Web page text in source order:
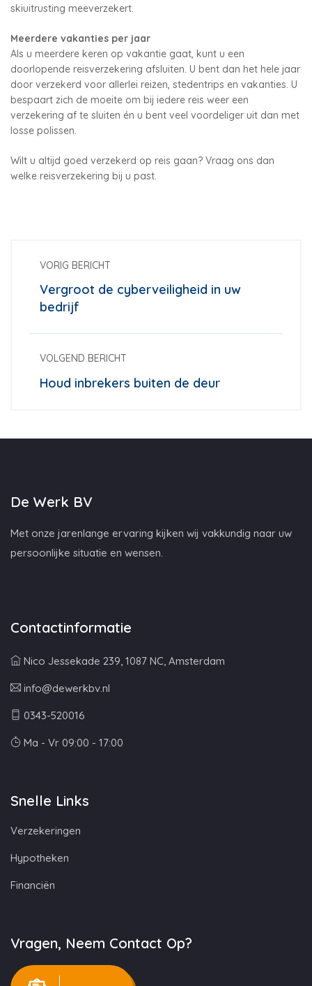
skiuitrusting meeverzekert.
Meerdere vakanties per jaar
Als u meerdere keren op vakantie gaat, kunt u een
doorlopende reisverzekering afsluiten. U bent dan het hele jaar
door verzekerd voor allerlei reizen, stedentrips en vakanties. U
bespaart zich de moeite om bij iedere reis weer een
verzekering af te sluiten én u bent veel voordeliger uit dan met
losse polissen.
Wilt u altijd goed verzekerd op reis gaan? Vraag ons dan
welke reisverzekering bij u past.
VORIG BERICHT
Vergroot de cyberveiligheid in uw
bedrijf
VOLGEND BERICHT
Houd inbrekers buiten de deur
De Werk BV
Met onze jarenlange ervaring kijken wij vakkundig naar uw
persoonlijke situatie en wensen.
Contactinformatie
Nico Jessekade 239, 1087 NC, Amsterdam
info@dewerkbv.nl
0343-520016
Ma - Vr 09:00 - 17:00
Snelle Links
Verzekeringen
Hypotheken
Financiën
Vragen, Neem Contact Op?